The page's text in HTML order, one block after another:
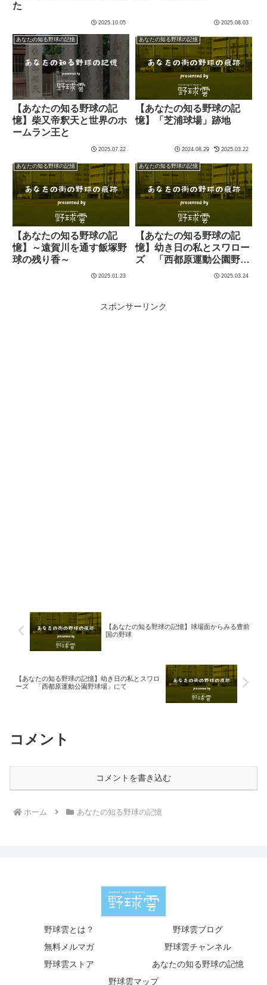
た
2025.10.05 2025.08.03
あなたの知る野球の記憶
【あなたの知る野球の記
憶】柴又帝釈天と世界のホ
ームラン王と
2025.07.22
あなたの知る野球の記憶
【あなたの知る野球の記
憶】「芝浦球場」跡地
2024.08.29 2025.03.22
あなたの知る野球の記憶
【あなたの知る野球の記
憶】～遠賀川を通す飯塚野
球の残り香～
2025.01.23
あなたの知る野球の記憶
【あなたの知る野球の記
憶】幼き日の私とスワロー
ズ 「西都原運動公園野球
2025.03.24
スポンサーリンク
【あなたの知る野球の記憶】球場面からみる豊前
国の野球
【あなたの知る野球の記憶】幼き日の私とスワロ
ーズ 「西都原運動公園野球場」にて
コメント
コメントを書き込む
ホーム あなたの知る野球の記憶
野球雲とは？
野球雲ブログ
無料メルマガ
野球雲チャンネル
野球雲ストア
あなたの知る野球の記憶
野球雲マップ